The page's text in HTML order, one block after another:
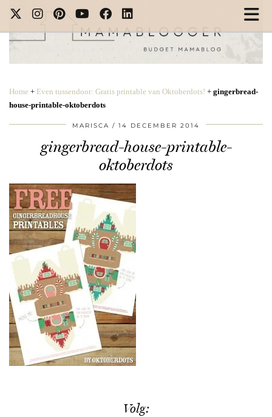
Home + Even tussendoor: Gratis printable van Oktoberdots! + gingerbread-
house-printable-oktoberdots
MARISCA 14 DECEMBER 2014
gingerbread-house-printable-
oktoberdots
Volg: